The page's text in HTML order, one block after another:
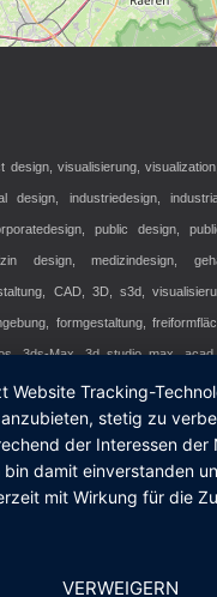
design, visualisierung,
design, industriedesign,
public design,
design, medizindesign,
CAD, 3D, s3d,
formgestaltung,
3ds-Max, 3d studio max,
produktgrafik, 3d-printing,
modellbau, messebau,
design management,
video projektion,
spiele, anamorphosen,
Website Tracking-
stetig zu
der Interessen der
damit einverstanden
mit Wirkung für die
VERWEIGERN